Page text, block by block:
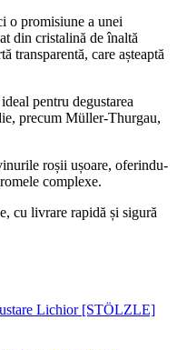
o promisiune a unei
din cristalină de înaltă
transparentă, care așteaptă
pentru degustarea
precum Müller-Thurgau,
roșii ușoare, oferindu-
complexe.
cu livrare rapidă și sigură